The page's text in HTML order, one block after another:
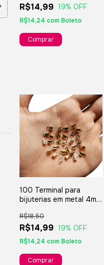
R$14,99 19% OFF
R$14,24 com Boleto
100 Terminal para
bijuterias em metal 4mm
R$14,99
R$18,50
19% OFF
R$14,24 com Boleto